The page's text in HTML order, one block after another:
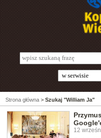
Strona główna > Szukaj "William Ja"
12